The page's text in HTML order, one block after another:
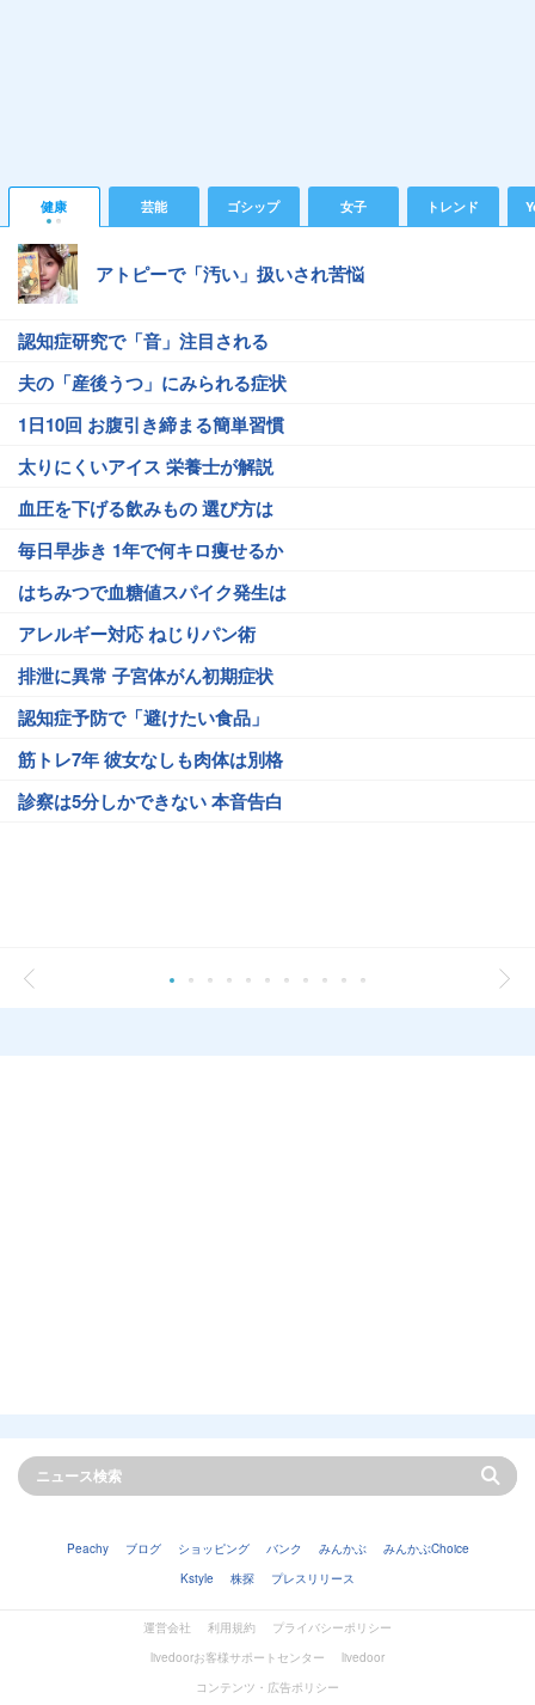
健康 芸能 ゴシップ 女子 トレンド
アトピーで「汚い」扱いされ苦悩
認知症研究で「音」注目される
夫の「産後うつ」にみられる症状
1日10回 お腹引き締まる簡単習慣
太りにくいアイス 栄養士が解説
血圧を下げる飲みもの 選び方は
毎日早歩き 1年で何キロ痩せるか
はちみつで血糖値スパイク発生は
アレルギー対応 ねじりパン術
排泄に異常 子宮体がん初期症状
認知症予防で「避けたい食品」
筋トレ7年 彼女なしも肉体は別格
診察は5分しかできない 本音告白
Peachy ブログ ショッピング バンク みんかぶ
みんかぶChoice
Kstyle
株探 プレスリリース
運営会社 利用規約
プライバシーポリシー
livedoorお客様サポートセンター
livedoor
コンテンツ・広告ポリシー